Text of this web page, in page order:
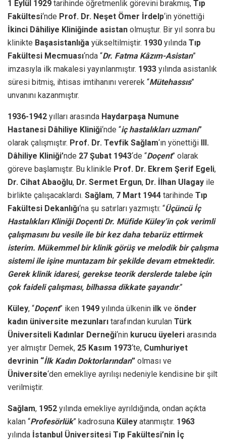
1 Eylül 1929 tarihinde öğretmenlik görevini bırakmış, Tıp
Fakültesi‘nde Prof. Dr. Neşet Ömer İrdelp‘in yönettiği
İkinci Dâhiliye Kliniğinde asistan olmuştur. Bir yıl sonra bu
klinikte Başasistanlığa yükseltilmiştir. 1930 yılında Tıp
Fakültesi Mecmuası‘nda “Dr. Fatma Kâzım-Asistan”
imzasıyla ilk makalesi yayınlanmıştır. 1933 yılında asistanlık
süresi bitmiş, ihtisas imtihanını vererek “Mütehassıs”
unvanını kazanmıştır.
1936-1942 yılları arasında Haydarpaşa Numune
Hastanesi Dâhiliye Kliniği‘nde “iç hastalıkları uzmanı”
olarak çalışmıştır. Prof. Dr. Tevfik Sağlam‘ın yönettiği III.
Dâhiliye Kliniği’nde 27 Şubat 1943‘de “Doçent” olarak
göreve başlamıştır. Bu klinikle Prof. Dr. Ekrem Şerif Egeli,
Dr. Cihat Abaoğlu, Dr. Sermet Ergun, Dr. İlhan Ulagay ile
birlikte çalışacaklardı. Sağlam, 7 Mart 1944 tarihinde Tıp
Fakültesi Dekanlığı‘na şu satırları yazmıştı: “Üçüncü İç
Hastalıkları Kliniği Doçenti Dr. Müfide Küley’in çok verimli
çalışmasını bu vesile ile bir kez daha tebarüz ettirmek
isterim. Mükemmel bir klinik görüş ve melodik bir çalışma
sistemi ile işine muntazam bir şekilde devam etmektedir.
Gerek klinik idaresi, gerekse teorik derslerde talebe için
çok faideli çalışması, bilhassa dikkate şayandır.”
Küley, “Doçent” iken 1949 yılında ülkenin ilk ve önder
kadın üniversite mezunları tarafından kurulan Türk
Üniversiteli Kadınlar Derneği‘nin kurucu üyeleri arasında
yer almıştır Demek, 25 Kasım 1973‘te, Cumhuriyet
devrinin “İlk Kadın Doktorlarından” olması ve
Üniversite‘den emekliye ayrılışı nedeniyle kendisine bir şilt
verilmiştir.
Sağlam, 1952 yılında emekliye ayrıldığında, ondan açıkta
kalan “Profesörlük” kadrosuna Küley atanmıştır. 1963
yılında İstanbul Üniversitesi Tıp Fakültesi’nin İç